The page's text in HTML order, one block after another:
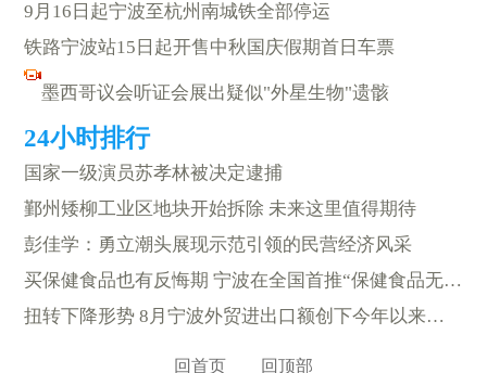
9月16日起宁波至杭州南城铁全部停运
铁路宁波站15日起开售中秋国庆假期首日车票
墨西哥议会听证会展出疑似"外星生物"遗骸
国家一级演员苏孝林被决定逮捕
鄞州矮柳工业区地块开始拆除 未来这里值得期待
彭佳学：勇立潮头展现示范引领的民营经济风采
买保健食品也有反悔期 宁波在全国首推“保健食品无忧险”
扭转下降形势 8月宁波外贸进出口额创下今年以来新高
回首页 回顶部